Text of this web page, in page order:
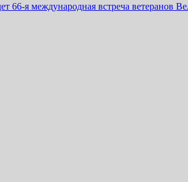
66-я международная встреча ветеранов